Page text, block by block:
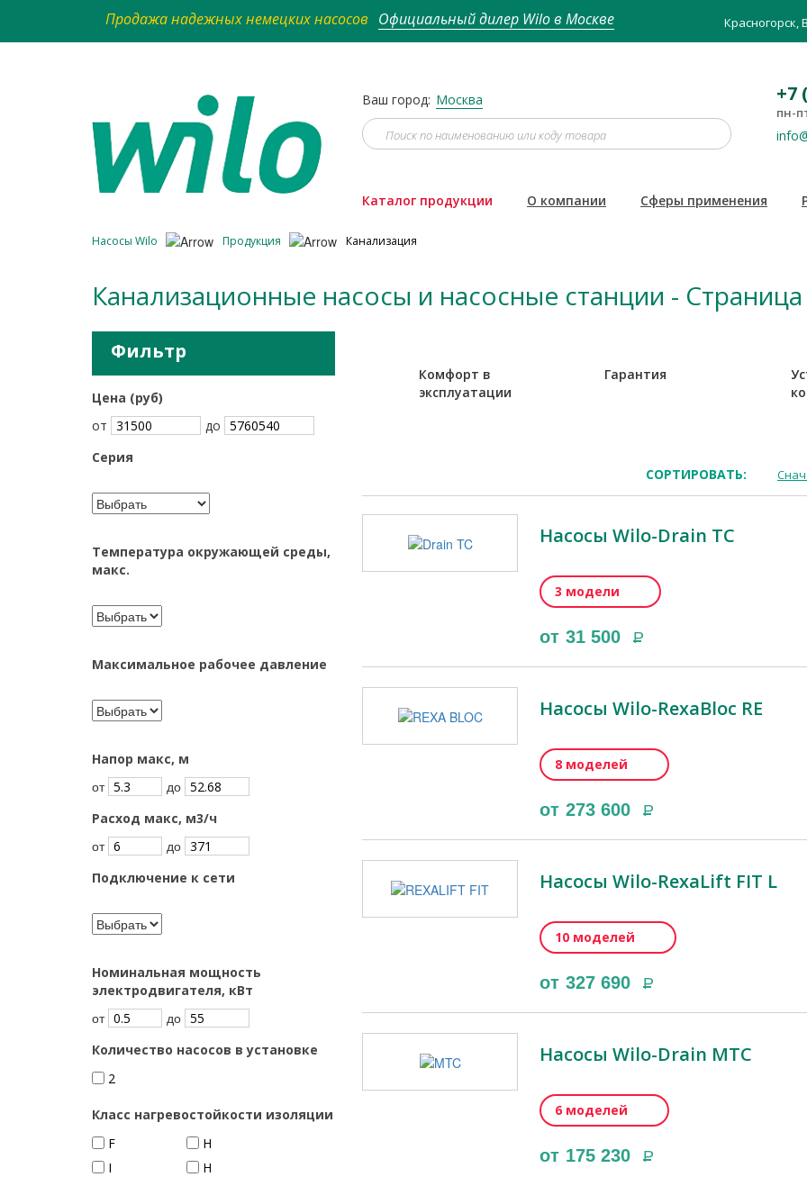
Продажа надежных немецких насосов Официальный дилер Wilo в Москве Красногорск,
Ваш город: Москва +7
пн-
Каталог продукции О компании Сферы применения
Насосы Wilo Продукция Канализация
Канализационные насосы и насосные станции -
Фильтр
Цена (руб)
от
до
Серия
Температура окружающей среды,
макс.
Максимальное рабочее давление
Напор макс, м
от до
Расход макс, м3/ч
от до
Подключение к сети
Номинальная мощность
электродвигателя, кВт
от до
Количество насосов в установке
2
Класс нагревостойкости изоляции
F
H
I
Н
Комфорт в
эксплуатации
Гарантия
СОРТИРОВАТЬ:
Насосы Wilo-Drain TC
3 модели
от 31 500 Р
Насосы Wilo-RexaBloc RE
8 моделей
от 273 600 Р
Насосы Wilo-RexaLift FIT L
10 моделей
от 327 690 Р
Насосы Wilo-Drain MTC
6 моделей
от 175 230 Р